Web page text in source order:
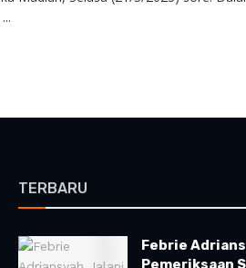
TERBARU
Febrie
Pemeriksaan